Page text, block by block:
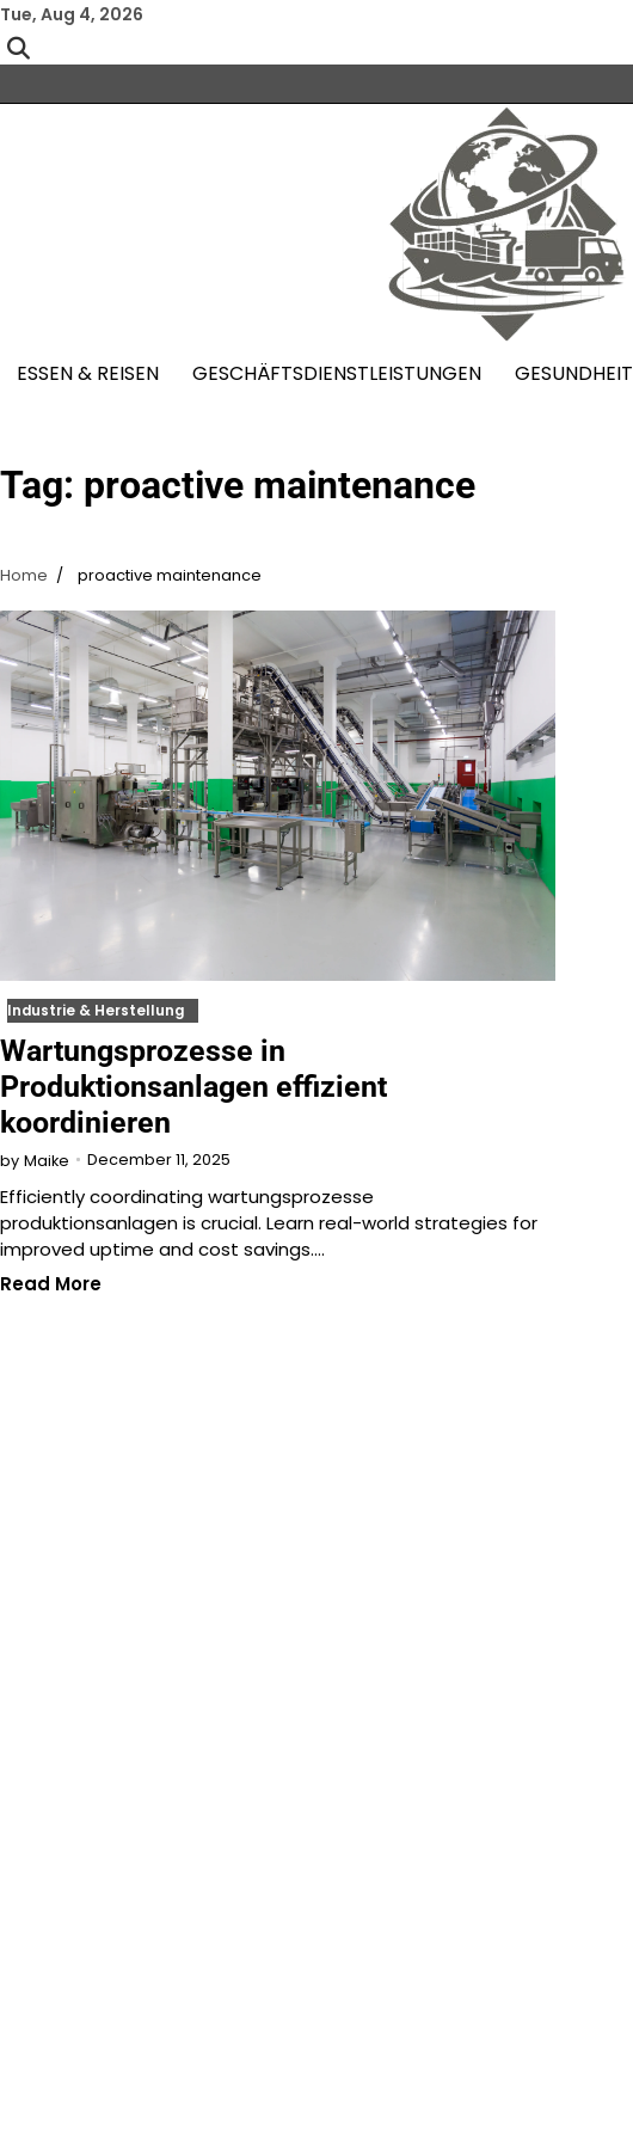
Skip
to
content
Tue, Aug 4, 2026
ESSEN & REISEN GESCHÄFTSDIENSTLEISTUNGEN GESUNDHEIT
Tag: proactive maintenance
Home proactive maintenance
Industrie & Herstellung
Wartungsprozesse in
Produktionsanlagen effizient
koordinieren
by Maike December 11, 2025
Efficiently coordinating wartungsprozesse
produktionsanlagen is crucial. Learn real-world strategies for
improved uptime and cost savings.…
Read More